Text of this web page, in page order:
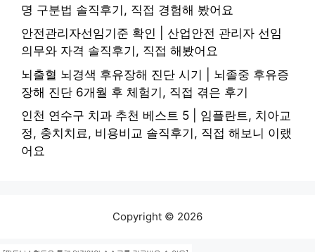
명 구분법 솔직후기, 직접 경험해 봤어요
안전관리자선임기준 확인 | 산업안전 관리자 선임
의무와 자격 솔직후기, 직접 해봤어요
뇌출혈 뇌경색 후유장해 진단 시기 | 뇌졸중 후유증
장해 진단 6개월 후 체험기, 직접 겪은 후기
인천 연수구 치과 추천 베스트 5 | 임플란트, 치아교
정, 충치치료, 비용비교 솔직후기, 직접 해보니 이랬
어요
Copyright © 2026